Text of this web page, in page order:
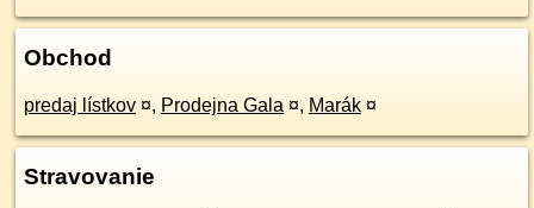
Obchod
predaj lístkov ¤, Prodejna Gala ¤, Marák ¤
Stravovanie